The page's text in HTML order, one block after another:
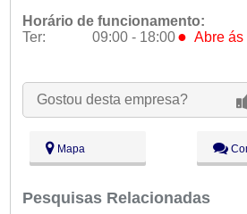
Horário de funcionamento:
Ter:
09:00 - 18:00 ● Abre ás
Ter:
09:00 - 18:00●Abre ás
Qua:
09:00 - 18:00
Sex:
Sáb:
Fechado
Dom:
Fechado
Gostou desta empresa?
Mapa
Pesquisas Relacionadas